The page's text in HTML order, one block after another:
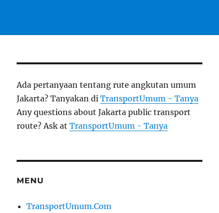
Ada pertanyaan tentang rute angkutan umum
Jakarta? Tanyakan diTransportUmum - Tanya
Any questions about Jakarta public transport
route? Ask atTransportUmum - Tanya
MENU
TransportUmum.Com